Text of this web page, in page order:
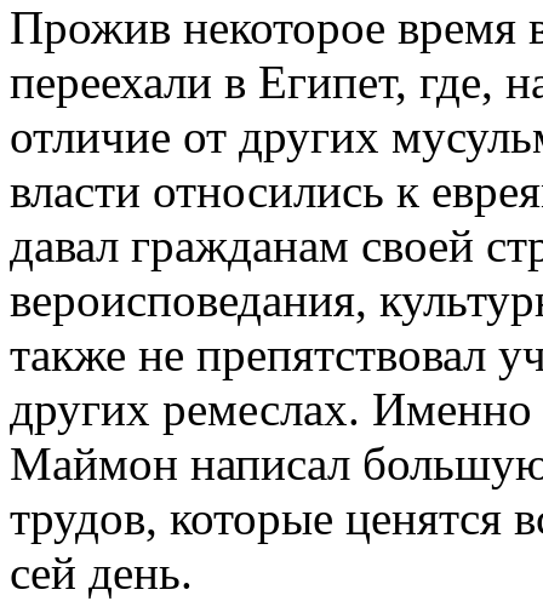
Прожив некоторое время
переехали в Египет, где,
отличие от других
власти относились к
давал гражданам своей
вероисповедания,
также не препятствовал
других ремеслах.
Маймон написал
трудов, которые ценятся
сей день.